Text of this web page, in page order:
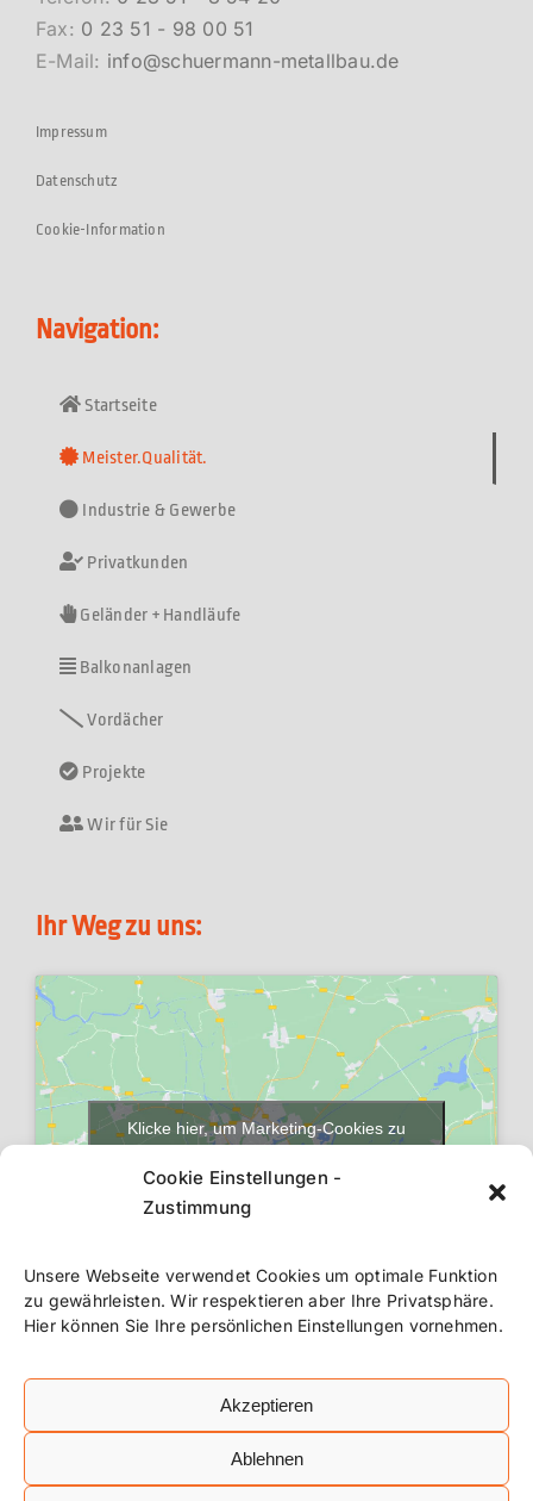
Cookie Einstellungen -
Zustimmung
Unsere Webseite verwendet Cookies um optimale Funktion
zu gewährleisten. Wir respektieren aber Ihre Privatsphäre.
Hier können Sie Ihre persönlichen Einstellungen vornehmen.
Akzeptieren
Ablehnen
Fax: 0 23 51 - 98 00 51
E-Mail: info@schuermann-metallbau.de
Impressum
Datenschutz
Cookie-Information
Navigation:
Startseite
Meister.Qualität.
Industrie & Gewerbe
Privatkunden
Geländer + Handläufe
Balkonanlagen
Vordächer
Projekte
Wir für Sie
Ihr Weg zu uns:
Klicke hier, um Marketing-Cookies zu
©2026 Schürmann Metallbau Lüdenscheid